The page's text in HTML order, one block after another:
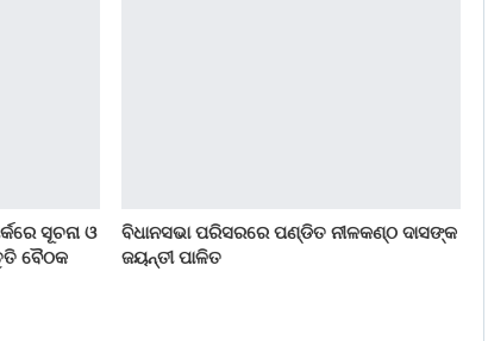
ସୂଚନା ଓ
ବୈଠକ
ବିଧାନସଭା ପରିସରରେ ପଣ୍ଡିତ ନୀଳକଣ୍ଠ ଦାସଙ୍କ
ଜୟନ୍ତୀ ପାଳିତ